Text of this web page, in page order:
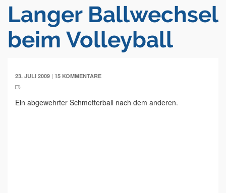
Langer Ballwechsel
beim Volleyball
23. JULI 2009 | 15 KOMMENTARE
Ein abgewehrter Schmetterball nach dem anderen.